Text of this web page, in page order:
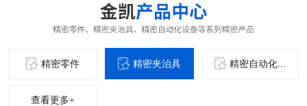
精密零件 精密夹治具 精密自动化...
查看更多+